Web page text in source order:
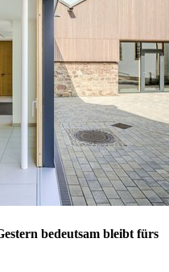
bedeutsam bleibt fürs